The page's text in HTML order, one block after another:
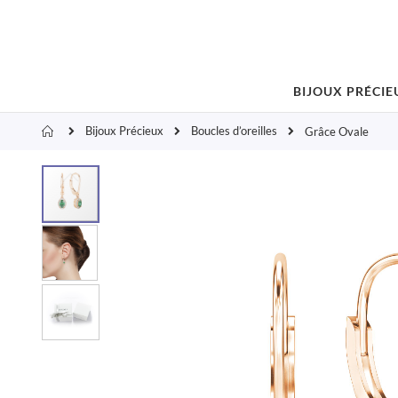
BIJOUX
AccueilBijoux Précieux Boucles d’oreilles Grâce Ovale
Skip
end
of
the
images
gallery